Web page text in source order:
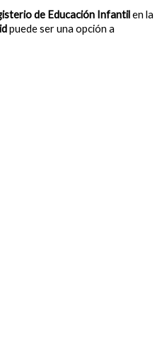
de Educación Infantilen la
puede ser una opción a